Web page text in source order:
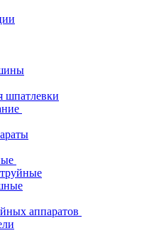
шпатлевки
аппаратов